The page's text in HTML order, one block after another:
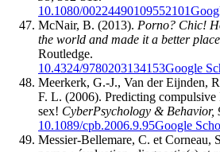
10.1080/00224490109552101
McNair, B. (2013). Porno? Chic!
the world and made it a better place
Routledge.
10.4324/9780203134153Google
Meerkerk, G.-J., Van der Eijnden,
F. L. (2006). Predicting compulsive
sex! CyberPsychology & Behavior,
10.1089/cpb.2006.9.95Google
Messier-Bellemare, C. et Corneau,